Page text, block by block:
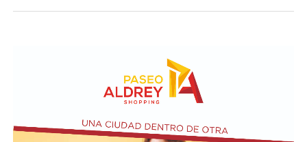
vuelve el trueque, ¿qué orden es eso?", se preguntó
Kicillof y acusó al gobierno de Milei de "crueldad y
abandono deliberados" en beneficio del FMI.
Además de Otermín, en la visita al municipio el